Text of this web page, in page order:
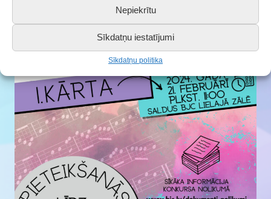
Nepiekrītu
Sīkdatņu iestatījumi
Sīkdatņu politika